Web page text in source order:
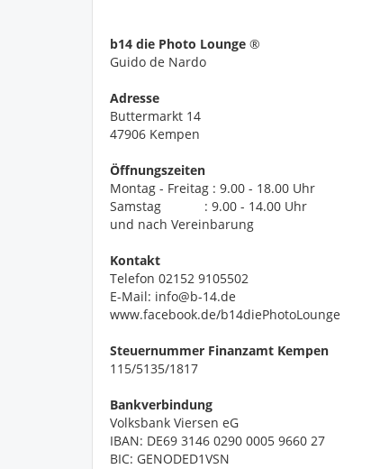
b14 die Photo Lounge ®
Guido de Nardo
Adresse
Buttermarkt 14
47906 Kempen
Öffnungszeiten
Montag - Freitag : 9.00 - 18.00 Uhr
Samstag : 9.00 - 14.00 Uhr
und nach Vereinbarung
Kontakt
Telefon 02152 9105502
E-Mail: info@b-14.de
www.facebook.de/b14diePhotoLounge
Steuernummer Finanzamt Kempen
115/5135/1817
Bankverbindung
Volksbank Viersen eG
IBAN: DE69 3146 0290 0005 9660 27
BIC: GENODED1VSN